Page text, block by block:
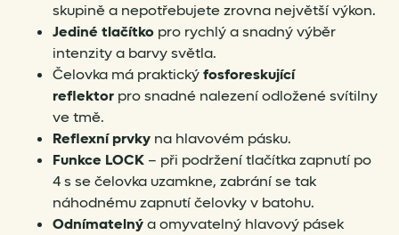
skupině a nepotřebujete zrovna největší výkon.
Jediné tlačítkopro rychlý a snadný výběr
intenzity a barvy světla.
Čelovka má praktickýfosforeskující
reflektorpro snadné nalezení odložené svítilny
ve tmě.
Reflexní prvkyna hlavovém pásku.
Funkce LOCK– při podržení tlačítka zapnutí po
4 s se čelovka uzamkne, zabrání se tak
náhodnému zapnutí čelovky v batohu.
Odnímatelnýa omyvatelný hlavový pásek